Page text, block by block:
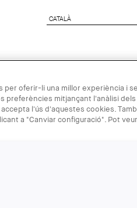
CATALÀ
CATALÀ
Next
10 OCT
#JEP |
oferir-li una millor experiència i
preferències mitjançant l'anàlisi
l'ús d'aquestes cookies.
a "Canviar configuració". Pot